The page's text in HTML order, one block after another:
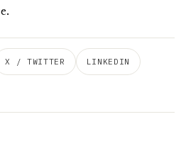
X / TWITTER LINKEDIN